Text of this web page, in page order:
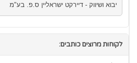
יבוא ושיווק - דיירקט ישראליין ס.פ. בע"מ
לקוחות מרוצים כותבים: